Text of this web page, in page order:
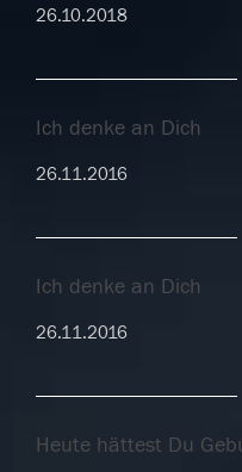
26.10.2018
Ich denke an Dich
26.11.2016
Ich denke an Dich
26.11.2016
Heute hättest Du